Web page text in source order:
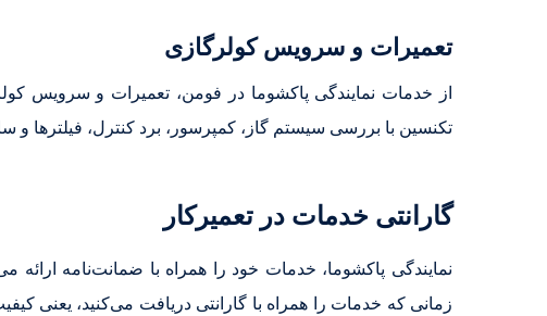
تعمیرات و سرویس کولرگازی
از خدمات نمایندگی پاکشوما در فومن، تعمیرات و
تکنسین با بررسی سیستم گاز، کمپرسور، برد کنترل،
گارانتی خدمات در تعمیرکار
نمایندگی پاکشوما، خدمات خود را همراه با ضمانت‌نامه
زمانی که خدمات را همراه با گارانتی دریافت می‌کنید، یعنی